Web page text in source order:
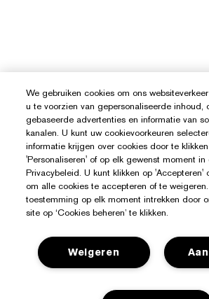
Hulp Nodig?
Mijn bestelling volgen
We gebruiken cookies om ons
u te voorzien van gepersonaliseerde inhoud,
gebaseerde advertenties en informatie van
kanalen. U kunt uw cookievoorkeuren
informatie krijgen over cookies door te
'Personaliseren' of op elk gewenst moment in
Privacybeleid. U kunt klikken op 'Accepteren'
om alle cookies te accepteren of te
toestemming op elk moment intrekken door
site op ‘Cookies beheren’ te klikken.
Weigeren